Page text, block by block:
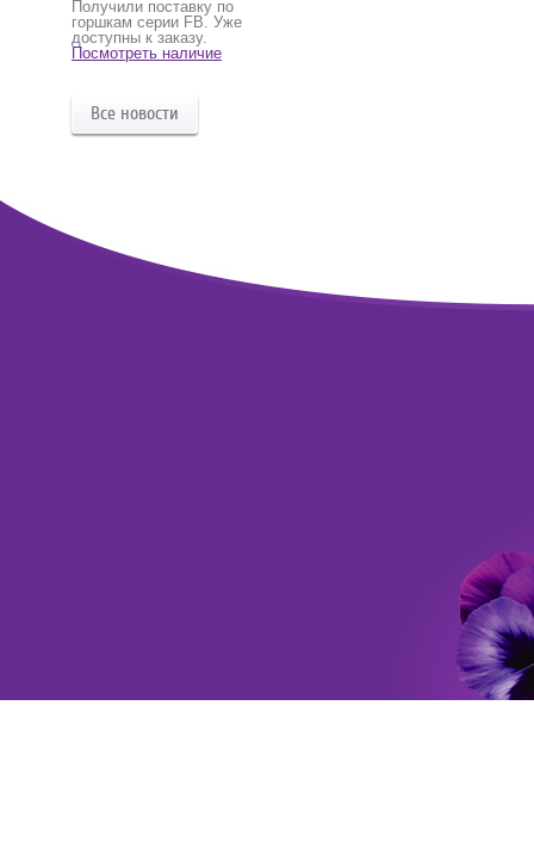
Получили поставку по
горшкам серии FB. Уже
доступны к заказу.
Посмотреть наличие
Все новости